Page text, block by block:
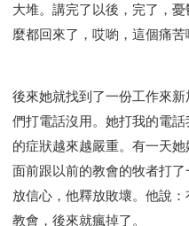
大堆。講完了以後，完了，
麼都回來了，哎喲，這個痛苦
後來她就找到了一份工作來
們打電話沒用。她打我的電
的症狀越來越嚴重。有一天
面前跟以前的教會的牧者打
放信心，他釋放敗壞。他說
教會，後來就瘋掉了。